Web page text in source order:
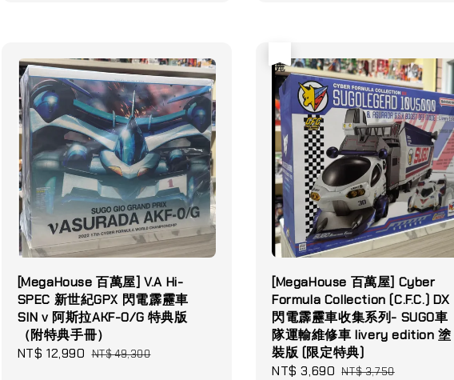
[MegaHouse 百萬屋] V.A Hi-
SPEC 新世紀GPX 閃電霹靂車
SIN v 阿斯拉AKF-0/G 特典版
（附特典手冊）
Sale
NT$ 12,990 Regular
NT$ 49,300
[MegaHouse 百萬屋] Cyber
Formula Collection (C.F.C.) DX
閃電霹靂車收集系列- SUGO車
隊運輸維修車 livery edition 塗
裝版 (限定特典)
Sale
NT$ 3,690 Regular
NT$ 3,750